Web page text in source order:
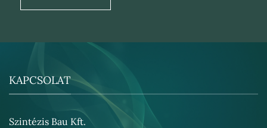
KAPCSOLAT
Szintézis Bau Kft.